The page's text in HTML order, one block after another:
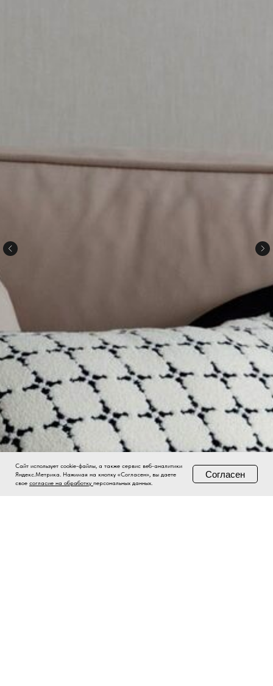
Сайт использует cookie-файлы, а также сервис веб-аналитики
Яндекс.Метрика. Нажимая на кнопку «Согласен», вы даете
свое согласие на обработку персональных данных.
Согласен